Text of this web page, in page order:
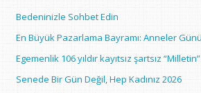
Bedeninizle Sohbet Edin
En Büyük Pazarlama Bayramı: Anneler Günü
Egemenlik 106 yıldır kayıtsız şartsız
Senede Bir Gün Değil, Hep Kadınız 2026